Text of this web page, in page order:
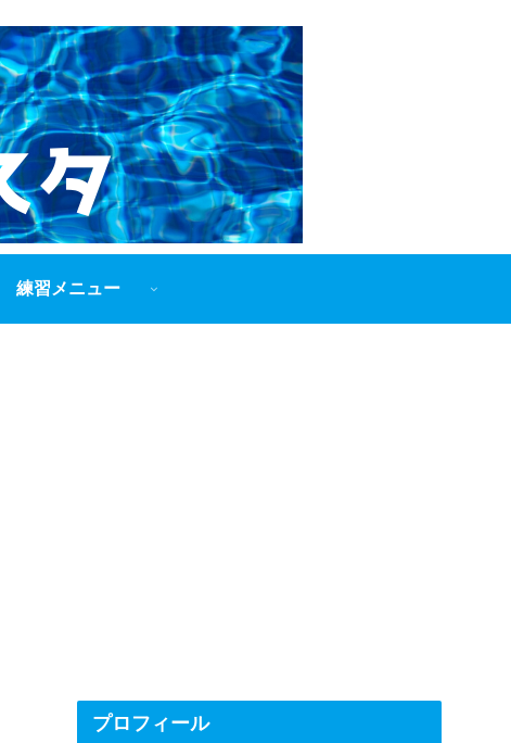
練習メニュー
プロフィール